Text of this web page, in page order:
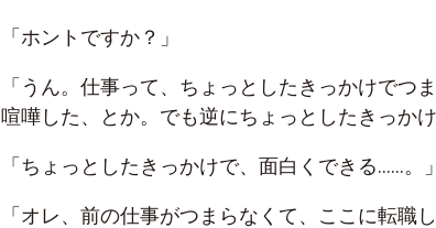
「ホントですか？」
「うん。仕事って、ちょっとしたきっかけでつ
喧嘩した、とか。でも逆にちょっとしたきっか
「ちょっとしたきっかけで、面白くできる……。」
「オレ、前の仕事がつまらなくて、ここに転職